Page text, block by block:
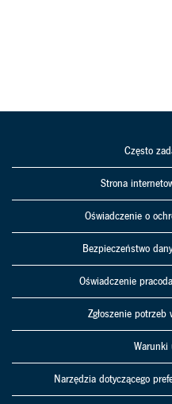
Często
Strona
Oświadczenie o
Bezpieczeństwo
Oświadczenie
Zgłoszenie
Warunki
Narzędzia dotyczącego